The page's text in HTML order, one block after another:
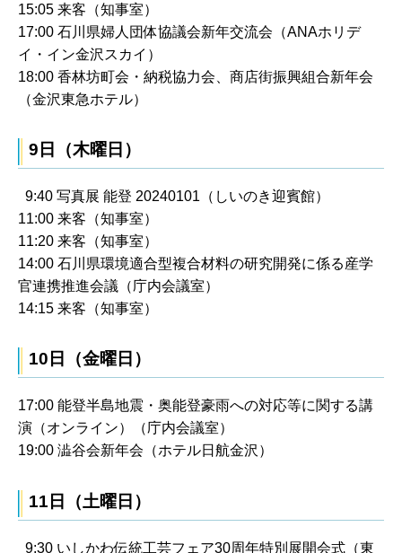
15:05 来客（知事室）
17:00 石川県婦人団体協議会新年交流会（ANAホリデ
イ・イン金沢スカイ）
18:00 香林坊町会・納税協力会、商店街振興組合新年会
（金沢東急ホテル）
9日（木曜日）
9:40 写真展 能登 20240101（しいのき迎賓館）
11:00 来客（知事室）
11:20 来客（知事室）
14:00 石川県環境適合型複合材料の研究開発に係る産学
官連携推進会議（庁内会議室）
14:15 来客（知事室）
10日（金曜日）
17:00 能登半島地震・奥能登豪雨への対応等に関する講
演（オンライン）（庁内会議室）
19:00 澁谷会新年会（ホテル日航金沢）
11日（土曜日）
9:30 いしかわ伝統工芸フェア30周年特別展開会式（東